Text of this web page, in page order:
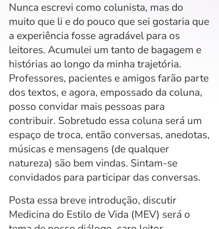
Nunca escrevi como colunista, mas do
muito que li e do pouco que sei gostaria que
a experiência fosse agradável para os
leitores. Acumulei um tanto de bagagem e
histórias ao longo da minha trajetória.
Professores, pacientes e amigos farão parte
dos textos, e agora, empossado da coluna,
posso convidar mais pessoas para
contribuir. Sobretudo essa coluna será um
espaço de troca, então conversas, anedotas,
músicas e mensagens (de qualquer
natureza) são bem vindas. Sintam-se
convidados para participar das conversas.
Posta essa breve introdução, discutir
Medicina do Estilo de Vida (MEV) será o